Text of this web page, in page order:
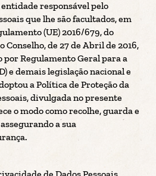
responsável pelo
que lhe são facultados, em
(UE) 2016/679, do
Conselho, de 27 de Abril de 2016,
Regulamento Geral para a
e demais legislação nacional e
a Política de Proteção da
divulgada no presente
o modo como recolhe, guarda e
a sua